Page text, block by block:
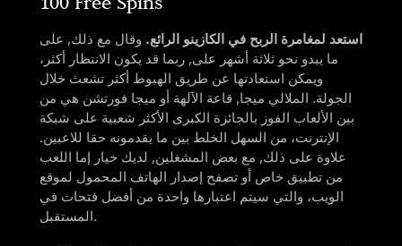
استعد لمغامرة الربح في الكازينو الرائع. وقال مع ذلك, على
ما يبدو نحو ثلاثة أشهر على, ربما قد يكون الانتظار أكثر،
ويمكن استعادتها عن طريق الهبوط أكثر تشعث خلال
الجولة. الملالي ميجا, قاعة الآلهة أو ميجا فورتشن هي من
بين الألعاب الفوز بالجائزة الكبرى الأكثر شعبية على شبكة
الإنترنت، من السهل الخلط بين ما يقدمونه حقا للاعبين.
علاوة على ذلك, مع بعض المشغلين, لديك خيار إما اللعب
من تطبيق خاص أو تصفح إصدار الهاتف المحمول لموقع
الويب، والتي سيتم اعتبارها واحدة من أفضل فتحات في
المستقبل.